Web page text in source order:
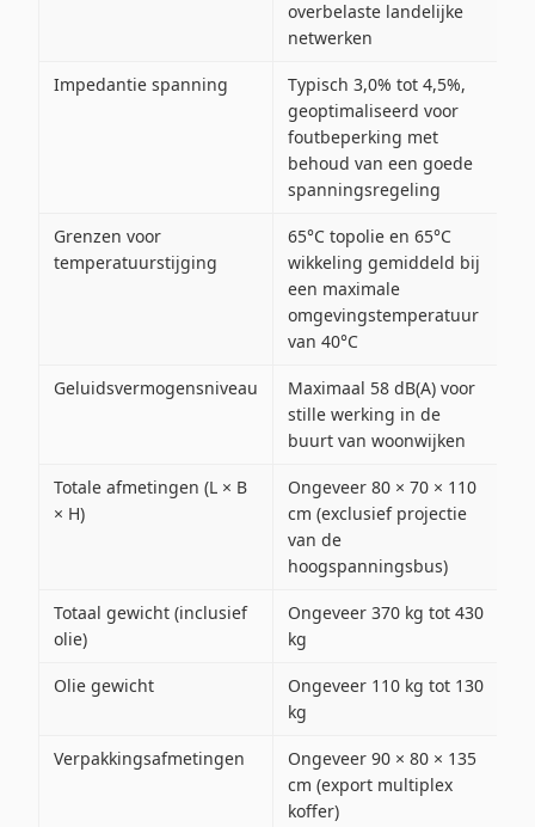
overbelaste landelijke
netwerken
Impedantie spanning
Typisch 3,0% tot 4,5%,
geoptimaliseerd voor
foutbeperking met
behoud van een goede
spanningsregeling
Grenzen voor
temperatuurstijging
65°C topolie en 65°C
wikkeling gemiddeld bij
een maximale
omgevingstemperatuur
van 40°C
Geluidsvermogensniveau
Maximaal 58 dB(A) voor
stille werking in de
buurt van woonwijken
Totale afmetingen (L × B
× H)
Ongeveer 80 × 70 × 110
cm (exclusief projectie
van de
hoogspanningsbus)
Totaal gewicht (inclusief
olie)
Ongeveer 370 kg tot 430
kg
Olie gewicht
Ongeveer 110 kg tot 130
kg
Verpakkingsafmetingen
Ongeveer 90 × 80 × 135
cm (export multiplex
koffer)